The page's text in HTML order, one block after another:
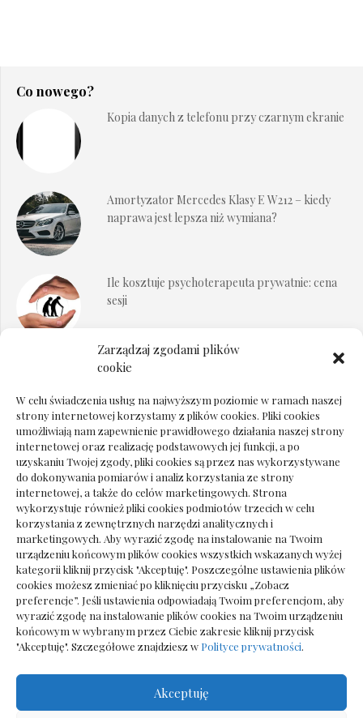
Zarządzaj zgodami plików
cookie
W celu świadczenia usług na najwyższym poziomie w ramach naszej
strony internetowej korzystamy z plików cookies. Pliki cookies
umożliwiają nam zapewnienie prawidłowego działania naszej strony
internetowej oraz realizację podstawowych jej funkcji, a po
uzyskaniu Twojej zgody, pliki cookies są przez nas wykorzystywane
do dokonywania pomiarów i analiz korzystania ze strony
internetowej, a także do celów marketingowych. Strona
wykorzystuje również pliki cookies podmiotów trzecich w celu
korzystania z zewnętrznych narzędzi analitycznych i
marketingowych. Aby wyrazić zgodę na instalowanie na Twoim
urządzeniu końcowym plików cookies wszystkich wskazanych wyżej
kategorii kliknij przycisk "Akceptuję". Poszczególne ustawienia plików
cookies możesz zmieniać po kliknięciu przycisku „Zobacz
preferencje”. Jeśli ustawienia odpowiadają Twoim preferencjom, aby
wyrazić zgodę na instalowanie plików cookies na Twoim urządzeniu
końcowym w wybranym przez Ciebie zakresie kliknij przycisk
"Akceptuję". Szczegółowe znajdziesz w Polityce prywatności.
Akceptuję
Co nowego?
Kopia danych z telefonu przy czarnym ekranie
Amortyzator Mercedes Klasy E W212 – kiedy
naprawa jest lepsza niż wymiana?
Ile kosztuje psychoterapeuta prywatnie: cena
sesji
Dokumenty do odbioru przy zmianie biura
Deska podłogowa do salonu: jak wybrać bez
pośpiechu